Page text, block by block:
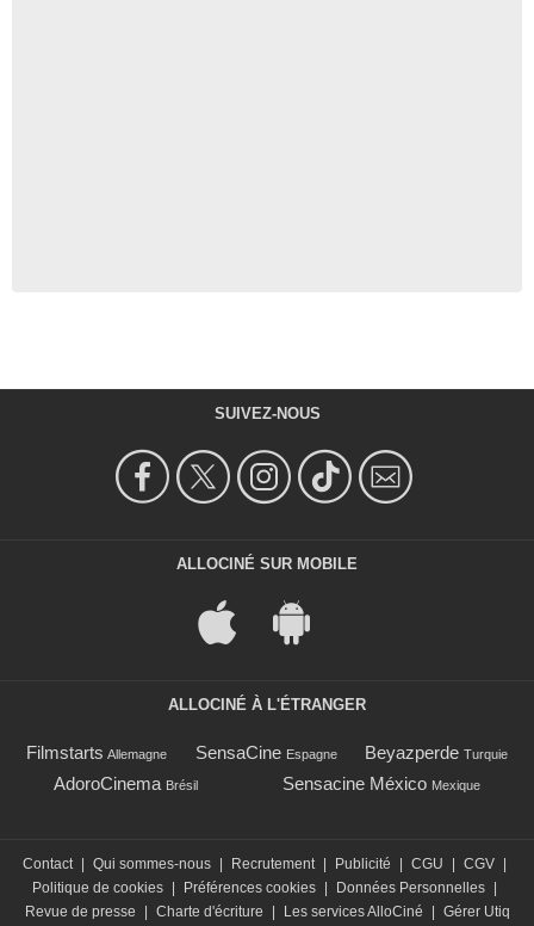
SUIVEZ-NOUS
ALLOCINÉ SUR MOBILE
ALLOCINÉ À L'ÉTRANGER
Filmstarts Allemagne SensaCine Espagne Beyazperde Turquie
AdoroCinema Brésil Sensacine México Mexique
Contact | Qui sommes-nous | Recrutement | Publicité | CGU | CGV |
Politique de cookies | Préférences cookies | Données Personnelles |
Revue de presse
| Charte d'écriture | Les services AlloCiné | Gérer Utiq